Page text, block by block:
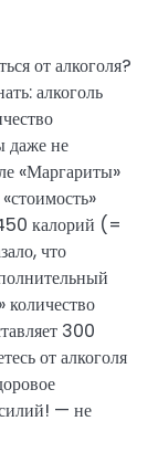
от алкоголя?
алкоголь
даже не
«Маргариты»
калорий (=
что
количество
300
от алкоголя
— не